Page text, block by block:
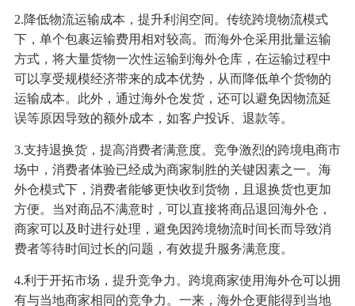
2.降低物流运输成本，提升利润空间。传统跨境物流模式
下，单个包裹运输费用相对较高。而海外仓采用批量运输
方式，将大量货物一次性运输到海外仓库，在运输过程中
可以享受规模经济带来的成本优势，从而降低单个货物的
运输成本。此外，通过海外仓发货，还可以避免因物流延
误等原因导致的额外成本，如客户投诉、退款等。
3.支持退换货，提高消费者满意度。竞争激烈的跨境电商市
场中，消费者体验已经成为商家制胜的关键因素之一。海
外仓模式下，消费者能够更快收到货物，且退换货也更加
方便。当对商品不满意时，可以直接将商品退回海外仓，
商家可以及时进行处理，避免因跨境物流时间长而导致消
费者等待时间过长的问题，有效提升服务满意度。
4.利于开拓市场，提升竞争力。跨境商家使用海外仓可以拥
有与当地商家相同的竞争力。一来，海外仓更能得到当地